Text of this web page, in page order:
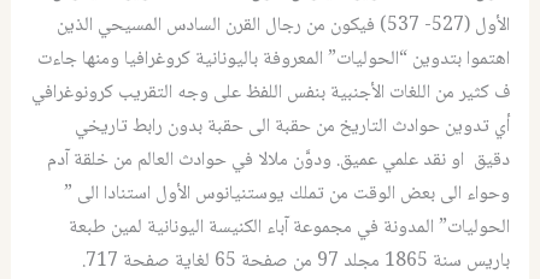
الأول (527- 537) فيكون من رجال القرن السادس المسيحي الذين
اهتموا بتدوين “الحوليات” المعروفة باليونانية كروغرافيا ومنها جاءت
ف كثير من اللغات الأجنبية بنفس اللفظ على وجه التقريب كرونوغرافي
أي تدوين حوادث التاريخ من حقبة الى حقبة بدون رابط تاريخي
دقيق او نقد علمي عميق. ودوَّن ملالا في حوادث العالم من خلقة آدم
وحواء الى بعض الوقت من تملك يوستنيانوس الأول استنادا الى ”
الحوليات” المدونة في مجموعة آباء الكنيسة اليونانية لمين طبعة
باريس سنة 1865 مجلد 97 من صفحة 65 لغاية صفحة 717.